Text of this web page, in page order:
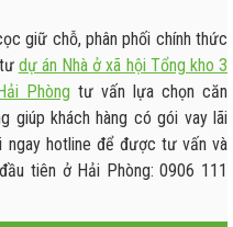
giữ chỗ, phân phối chính thức
dự án Nhà ở xã hội Tổng kho 3
Phòng tư vấn lựa chọn căn
giúp khách hàng có gói vay lãi
ngay hotline để được tư vấn và
tiên ở Hải Phòng: 0906 111